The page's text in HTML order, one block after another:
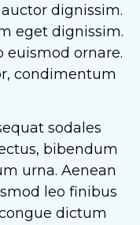
dignissim.
eget dignissim.
euismod ornare.
condimentum
sodales
bibendum
urna. Aenean
leo finibus
dictum